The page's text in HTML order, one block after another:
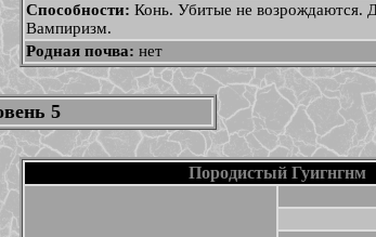
Способности: Конь. Убитые не возрождаются.
Вампиризм.
Родная почва: нет
5
Породистый Гуигнгнм